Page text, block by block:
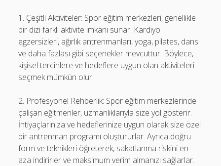
1. Çeşitli Aktiviteler: Spor eğitim merkezleri, genellikle
bir dizi farklı aktivite imkanı sunar. Kardiyo
egzersizleri, ağırlık antrenmanları, yoga, pilates, dans
ve daha fazlası gibi seçenekler mevcuttur. Böylece,
kişisel tercihlere ve hedeflere uygun olan aktiviteleri
seçmek mümkün olur.
2. Profesyonel Rehberlik: Spor eğitim merkezlerinde
çalışan eğitmenler, uzmanlıklarıyla size yol gösterir.
İhtiyaçlarınıza ve hedeflerinize uygun olarak size özel
bir antrenman programı oluştururlar. Ayrıca doğru
form ve teknikleri öğreterek, sakatlanma riskini en
aza indirirler ve maksimum verim almanızı sağlarlar.